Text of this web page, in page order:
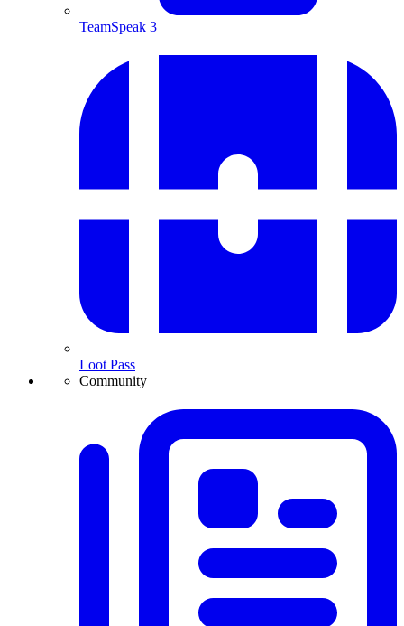
TeamSpeak 3
Loot Pass
Community